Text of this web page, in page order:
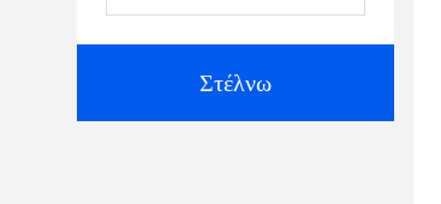
Στέλνω